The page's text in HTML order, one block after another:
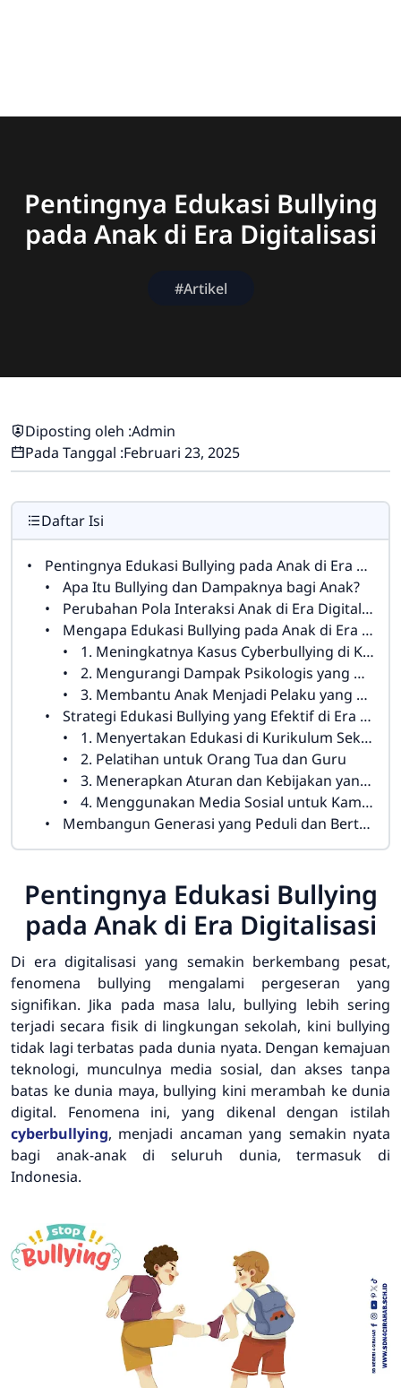
Pentingnya Edukasi Bullying
pada Anak di Era Digitalisasi
#Artikel
Diposting oleh :Admin
Pada Tanggal :Februari 23, 2025
Daftar Isi
Pentingnya Edukasi Bullying pada Anak di Era Digitalisasi
Apa Itu Bullying dan Dampaknya bagi Anak?
Perubahan Pola Interaksi Anak di Era Digitalisasi
Mengapa Edukasi Bullying pada Anak di Era Digitalisasi Sangat Penting?
1. Meningkatnya Kasus Cyberbullying di Kalangan Anak-anak
2. Mengurangi Dampak Psikologis yang Ditimbulkan oleh Bullying
3. Membantu Anak Menjadi Pelaku yang Bertanggung Jawab
Strategi Edukasi Bullying yang Efektif di Era Digitalisasi
1. Menyertakan Edukasi di Kurikulum Sekolah
2. Pelatihan untuk Orang Tua dan Guru
3. Menerapkan Aturan dan Kebijakan yang Tegas tentang Bullying
4. Menggunakan Media Sosial untuk Kampanye Edukasi
Membangun Generasi yang Peduli dan Bertanggung Jawab
Pentingnya Edukasi Bullying
pada Anak di Era Digitalisasi
Di era digitalisasi yang semakin berkembang pesat,
fenomena bullying mengalami pergeseran yang
signifikan. Jika pada masa lalu, bullying lebih sering
terjadi secara fisik di lingkungan sekolah, kini bullying
tidak lagi terbatas pada dunia nyata. Dengan kemajuan
teknologi, munculnya media sosial, dan akses tanpa
batas ke dunia maya, bullying kini merambah ke dunia
digital. Fenomena ini, yang dikenal dengan istilah
cyberbullying, menjadi ancaman yang semakin nyata
bagi anak-anak di seluruh dunia, termasuk di
Indonesia.